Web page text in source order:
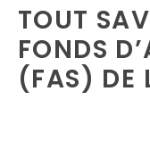
TOUT
FONDS
(FAS) DE